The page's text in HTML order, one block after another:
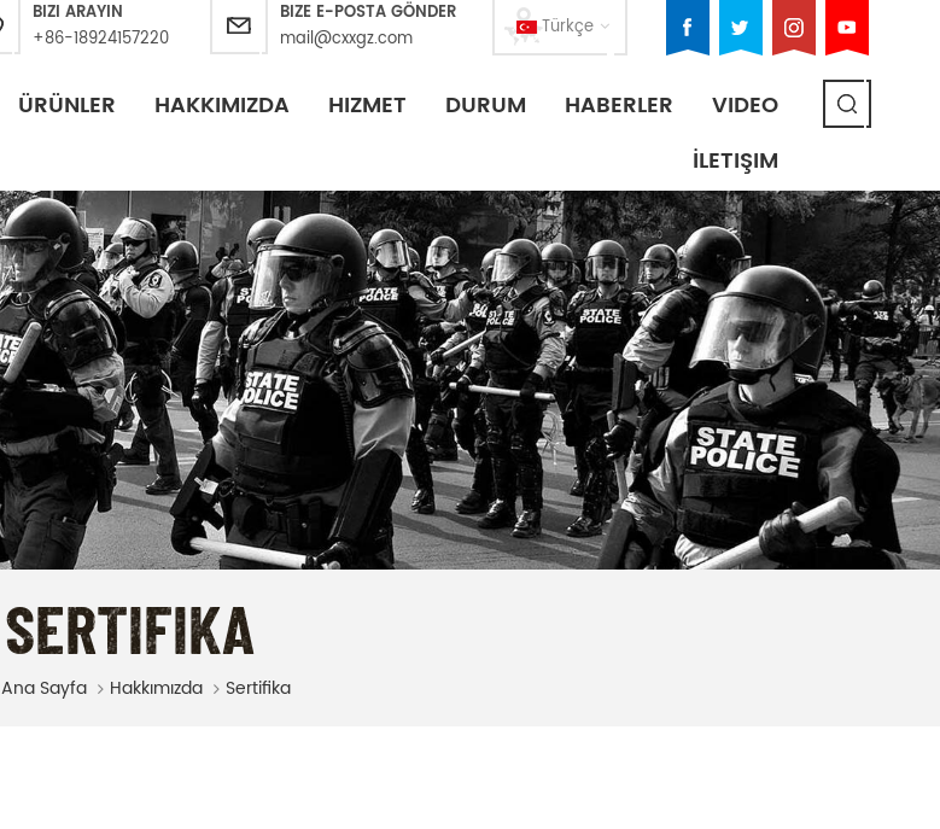
Türkçe
BIZI ARAYIN
+86-18924157220
BIZE E-POSTA GÖNDER
mail@cxxgz.com
ÜRÜNLER HAKKIMIZDA HIZMET DURUM HABERLER
VIDEO
İLETIŞIM
SERTIFIKA
Ana Sayfa Hakkımızda Sertifika